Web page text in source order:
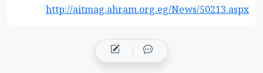
http://aitmag.ahram.org.eg/News/50213.aspx